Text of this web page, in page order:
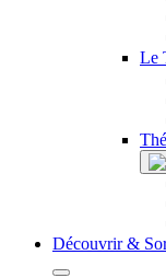
Le
Découvrir &